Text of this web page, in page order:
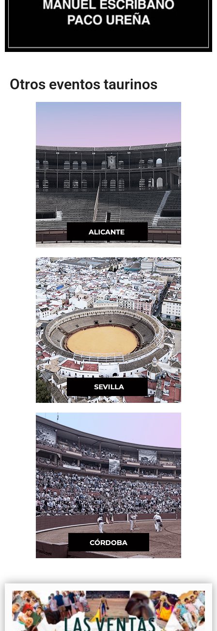
Otros eventos taurinos